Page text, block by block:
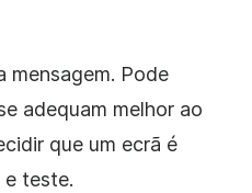
mensagem. Pode
adequam melhor ao
que um ecrã é
e teste.